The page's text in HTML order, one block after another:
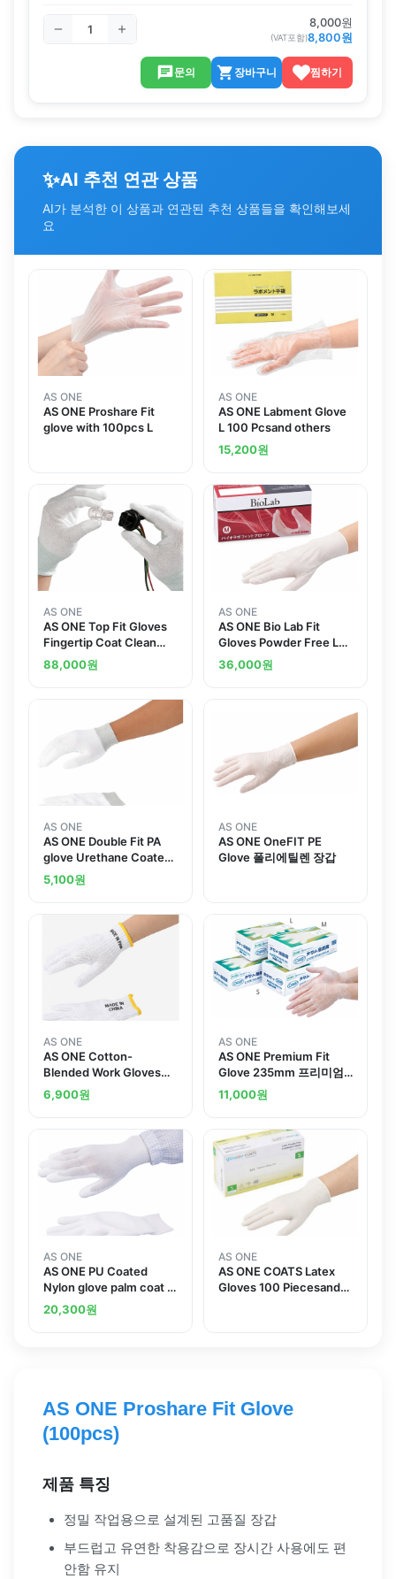
8,000원
(VAT포함)8,800원
문의 장바구니 찜하기
✨AI 추천 연관 상품
AI가 분석한 이 상품과 연관된 추천 상품들을 확인해보세
요
AS ONE
AS ONE Proshare Fit
glove with 100pcs L
AS ONE
AS ONE Labment Glove
L 100 Pcsand others
15,200원
AS ONE
AS ONE Top Fit Gloves
Fingertip Coat Clean
Pack L 10 Pairsand
others
88,000원
AS ONE
AS ONE Bio Lab Fit
Gloves Powder Free L
100 Piecesand others
36,000원
AS ONE
AS ONE Double Fit PA
glove Urethane Coated
Palm Land others
5,100원
AS ONE
AS ONE OneFIT PE
Glove 폴리에틸렌 장갑
AS ONE
AS ONE Cotton-
Blended Work Gloves
Free Size 12 Pairsand
others
6,900원
AS ONE
AS ONE Premium Fit
Glove 235mm 프리미엄
핏 장갑 235mm
11,000원
AS ONE
AS ONE PU Coated
Nylon glove palm coat 5
Pairs Pack Land others
20,300원
AS ONE
AS ONE COATS Latex
Gloves 100 Piecesand
AS ONE Proshare Fit Glove
(100pcs)
제품 특징
정밀 작업용으로 설계된 고품질 장갑
부드럽고 유연한 착용감으로 장시간 사용에도 편
안함 유지